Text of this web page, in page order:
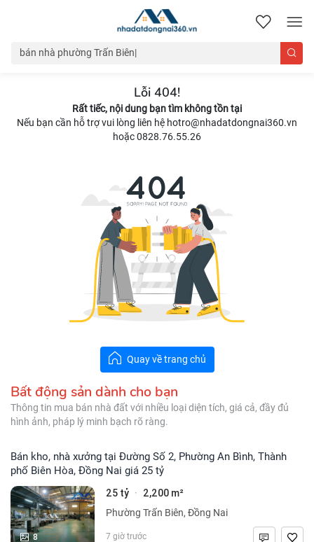
nhadatdongnai360.vn
Lỗi 404!
Rất tiếc, nội dung bạn tìm không tồn tại
Nếu bạn cần hỗ trợ vui lòng liên hệ hotro@nhadatdongnai360.vn
hoặc 0828.76.55.26
Quay về trang chủ
Bất động sản dành cho bạn
Thông tin mua bán nhà đất với nhiều loại diện tích, giá cả, đầy đủ
hình ảnh, pháp lý minh bạch rõ ràng.
Bán kho, nhà xưởng tại Đường Số 2, Phường An Bình, Thành
phố Biên Hòa, Đồng Nai giá 25 tỷ
8
25 tỷ · 2,200 m²
Phường Trấn Biên, Đồng Nai
7 giờ trước